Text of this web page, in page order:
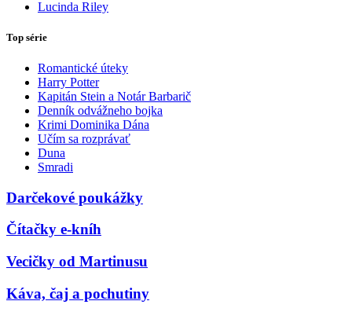
Lucinda Riley
Top série
Romantické úteky
Harry Potter
Kapitán Stein a Notár Barbarič
Denník odvážneho bojka
Krimi Dominika Dána
Učím sa rozprávať
Duna
Smradi
Darčekové poukážky
Čítačky e-kníh
Vecičky od Martinusu
Káva, čaj a pochutiny